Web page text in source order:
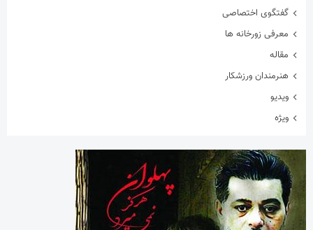
گفتگوی اختصاصی
معرفی زورخانه ها
مقاله
هنرمندان ورزشکار
ویدیو
ویژه